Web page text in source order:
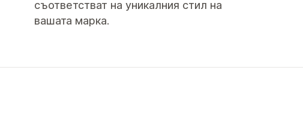
съответстват на уникалния стил на
вашата марка.